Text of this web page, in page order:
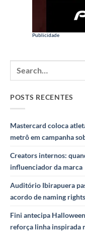
Publicidade
POSTS RECENTES
Mastercard coloca
metrô em campanha
Creators internos:
influenciador da marca
Auditório Ibirapuera
acordo de naming rights
Fini antecipa
reforça linha inspirada